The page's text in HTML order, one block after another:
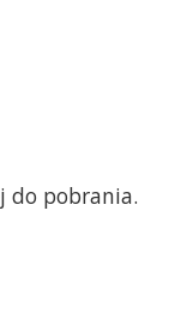
do pobrania.